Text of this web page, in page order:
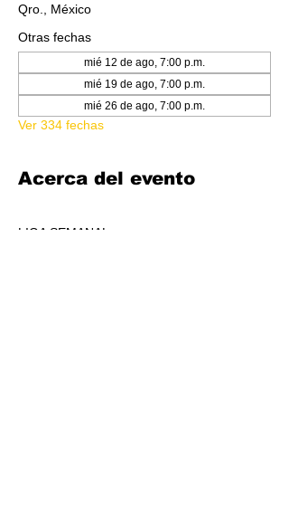
Qro., México
Otras fechas
mié 12 de ago, 7:00 p.m.
mié 19 de ago, 7:00 p.m.
mié 26 de ago, 7:00 p.m.
Ver 334 fechas
Acerca del evento
LIGA SEMANAL